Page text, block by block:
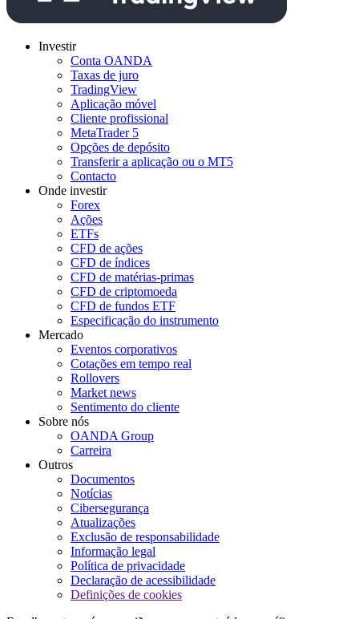
Investir
Conta OANDA
Taxas de juro
TradingView
Aplicação móvel
Cliente profissional
MetaTrader 5
Opções de depósito
Transferir a aplicação ou o MT5
Contacto
Onde investir
Forex
Ações
ETFs
CFD de ações
CFD de índices
CFD de matérias-primas
CFD de criptomoeda
CFD de fundos ETF
Especificação do instrumento
Mercado
Eventos corporativos
Cotações em tempo real
Rollovers
Market news
Sentimento do cliente
Sobre nós
OANDA Group
Carreira
Outros
Documentos
Notícias
Cibersegurança
Atualizações
Exclusão de responsabilidade
Informação legal
Política de privacidade
Declaração de acessibilidade
Definições de cookies